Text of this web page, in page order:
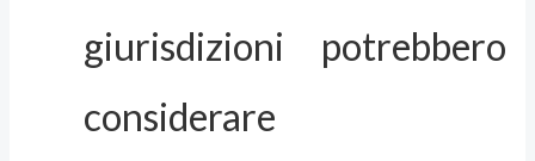
giurisdizioni potrebbero
considerare